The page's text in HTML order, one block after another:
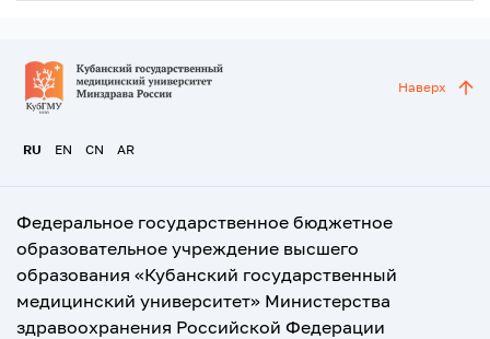
RU EN CN AR
Наверх
Федеральное государственное бюджетное
образовательное учреждение высшего
образования «Кубанский государственный
медицинский университет» Министерства
здравоохранения Российской Федерации